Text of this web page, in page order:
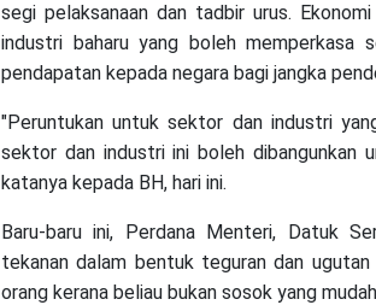
segi pelaksanaan dan tadbir urus.
industri baharu yang boleh
pendapatan kepada negara bagi jangka
"Peruntukan untuk sektor dan industri
sektor dan industri ini boleh dibangunkan
katanya kepada BH, hari ini.
Baru-baru ini, Perdana Menteri, Datuk
tekanan dalam bentuk teguran dan ugutan
orang kerana beliau bukan sosok yang